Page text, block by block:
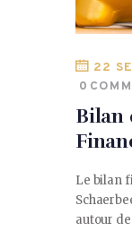
22
0
Bilan
Le bilan
autour